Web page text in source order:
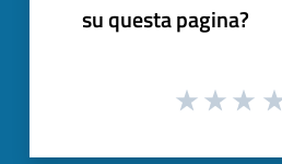
su questa pagina?